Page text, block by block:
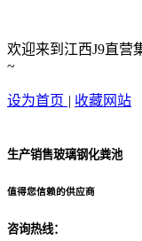
欢迎来到江西J9直营
~
设为首页 | 收藏网站
生产销售玻璃钢化粪池
值得您信赖的供应商
咨询热线：